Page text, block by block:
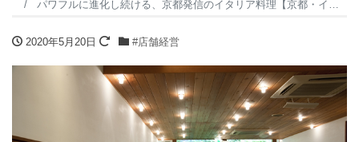
パワフルに進化し続ける、京都発信のイタリア料理【京都・イタリアン】IL GHIOTTONE（イル ギオットーネ）
2020年5月20日 #店舗経営